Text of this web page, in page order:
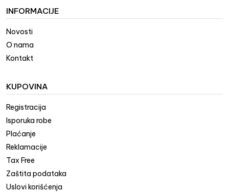
INFORMACIJE
Novosti
O nama
Kontakt
KUPOVINA
Registracija
Isporuka robe
Plaćanje
Reklamacije
Tax Free
Zaštita podataka
Uslovi korišćenja